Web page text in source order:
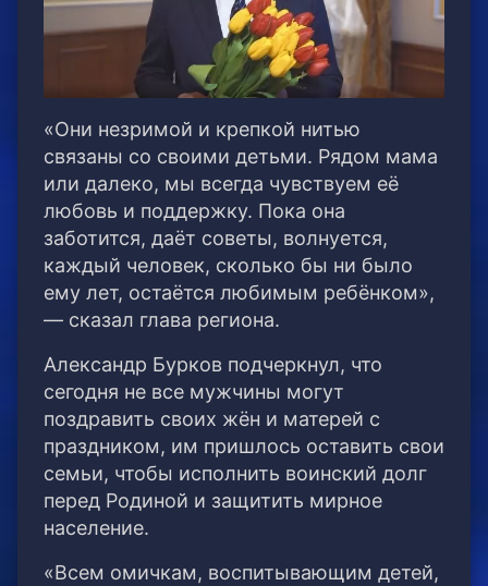
«Они незримой и крепкой нитью
связаны со своими детьми. Рядом мама
или далеко, мы всегда чувствуем её
любовь и поддержку. Пока она
заботится, даёт советы, волнуется,
каждый человек, сколько бы ни было
ему лет, остаётся любимым ребёнком»,
— сказал глава региона.
Александр Бурков подчеркнул, что
сегодня не все мужчины могут
поздравить своих жён и матерей с
праздником, им пришлось оставить свои
семьи, чтобы исполнить воинский долг
перед Родиной и защитить мирное
население.
«Всем омичкам, воспитывающим детей,